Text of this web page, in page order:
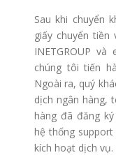
Sau khi chuyển
giấy chuyển
INETGROUP và
chúng tôi tiến
Ngoài ra, quý
dịch ngân hàng,
hàng đã đăng
hệ thống
kích hoạt dịch vụ.